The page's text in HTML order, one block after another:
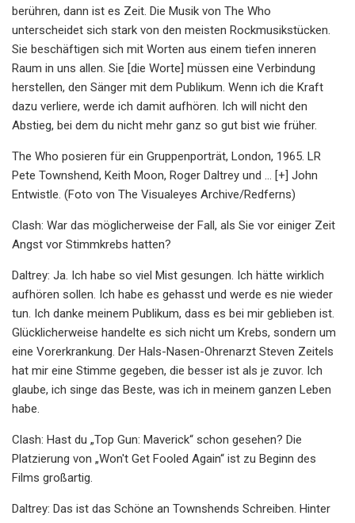
berühren, dann ist es Zeit. Die Musik von The Who
unterscheidet sich stark von den meisten Rockmusikstücken.
Sie beschäftigen sich mit Worten aus einem tiefen inneren
Raum in uns allen. Sie [die Worte] müssen eine Verbindung
herstellen, den Sänger mit dem Publikum. Wenn ich die Kraft
dazu verliere, werde ich damit aufhören. Ich will nicht den
Abstieg, bei dem du nicht mehr ganz so gut bist wie früher.
The Who posieren für ein Gruppenporträt, London, 1965. LR
Pete Townshend, Keith Moon, Roger Daltrey und ... [+] John
Entwistle. (Foto von The Visualeyes Archive/Redferns)
Clash: War das möglicherweise der Fall, als Sie vor einiger Zeit
Angst vor Stimmkrebs hatten?
Daltrey: Ja. Ich habe so viel Mist gesungen. Ich hätte wirklich
aufhören sollen. Ich habe es gehasst und werde es nie wieder
tun. Ich danke meinem Publikum, dass es bei mir geblieben ist.
Glücklicherweise handelte es sich nicht um Krebs, sondern um
eine Vorerkrankung. Der Hals-Nasen-Ohrenarzt Steven Zeitels
hat mir eine Stimme gegeben, die besser ist als je zuvor. Ich
glaube, ich singe das Beste, was ich in meinem ganzen Leben
habe.
Clash: Hast du „Top Gun: Maverick“ schon gesehen? Die
Platzierung von „Won't Get Fooled Again“ ist zu Beginn des
Films großartig.
Daltrey: Das ist das Schöne an Townshends Schreiben. Hinter